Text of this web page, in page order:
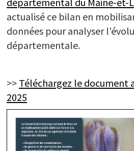
actualisé ce bilan en
données pour analyser
départementale.
>> Téléchargez le document
2025